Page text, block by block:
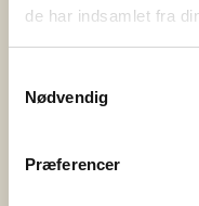
de har indsamlet fra
Nødvendig
Præferencer
Universitet og
gennemført en
styrker pårørendes
redskaber til